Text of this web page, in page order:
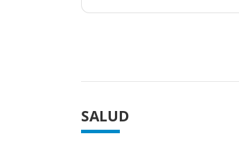
SALUD